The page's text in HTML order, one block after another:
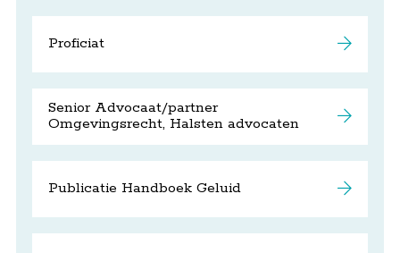
Proficiat
Senior Advocaat/partner
Omgevingsrecht, Halsten advocaten
Publicatie Handboek Geluid